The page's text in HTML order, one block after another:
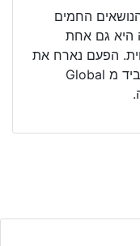
החמים
היא גם אחת
הפעם נארח את
עו״ד צביקה קן-תור ופרופסור גדי רביד מ Global